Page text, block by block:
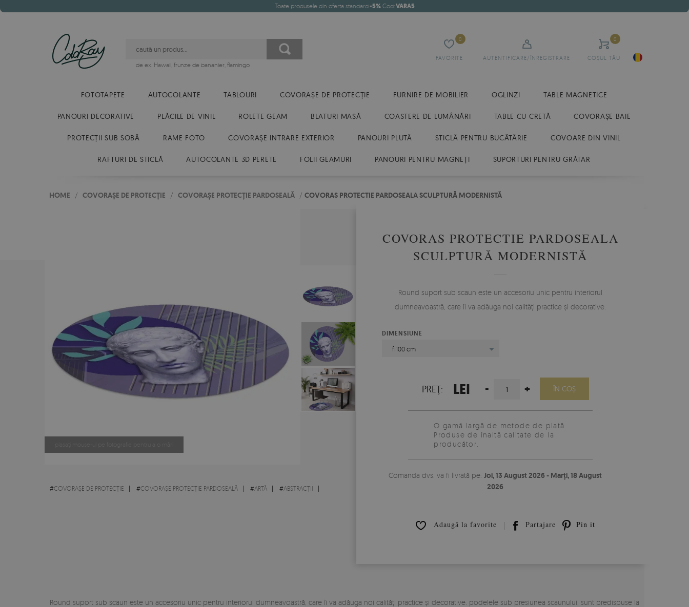
Toate produsele din oferta standard-5%Cod:VARA5
FAVORITE
0
AUTENTIFICARE/ÎNREGISTRARE COȘUL TĂU
0
de ex. Hawaii, frunze de bananier, flamingo
FOTOTAPETE AUTOCOLANTE TABLOURI COVORAȘE DE PROTECȚIE FURNIRE DE MOBILIER OGLINZI TABLE MAGNETICE
PANOURI DECORATIVE PLĂCILE DE VINIL ROLETE GEAM BLATURI MASĂ COASTERE DE LUMÂNĂRI TABLE CU CRETĂ COVORAȘE BAIE
PROTECȚII SUB SOBĂ RAME FOTO COVORAȘE INTRARE EXTERIOR PANOURI PLUTĂ STICLĂ PENTRU BUCĂTĂRIE COVOARE DIN VINIL
RAFTURI DE STICLĂ AUTOCOLANTE 3D PERETE FOLII GEAMURI PANOURI PENTRU MAGNEȚI SUPORTURI PENTRU GRĂTAR
HOME / COVORAȘE DE PROTECȚIE / COVORAȘE PROTECȚIE PARDOSEALĂ / COVORAS PROTECTIE PARDOSEALA SCULPTURĂ MODERNISTĂ
#COVORAȘE DE PROTECȚIE #COVORAȘE PROTECȚIE PARDOSEALĂ #ARTĂ #ABSTRACȚII
COVORAS PROTECTIE PARDOSEALA
SCULPTURĂ MODERNISTĂ
Round suport sub scaun este un accesoriu unic pentru interiorul
dumneavoastră, care îi va adăuga noi calități practice și decorative.
DIMENSIUNE
fi100 cm
PREŢ: LEI - + ÎN COŞ
O gamă largă de metode de plată
Produse de înaltă calitate de la
producător.
Comanda dvs. va fi livrată pe:Joi, 13 August 2026 - Marți, 18 August
2026
Adaugă la favorite Partajare Pin it
Round suport sub scaun este un accesoriu unic pentru interiorul dumneavoastră, care îi va adăuga noi calități practice și decorative. podelele sub presiunea scaunului, sunt predispuse la